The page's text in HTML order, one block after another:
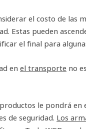
el costo de las
Estas pueden
el final para
en el transporte no
le pondrá en
de seguridad. Los